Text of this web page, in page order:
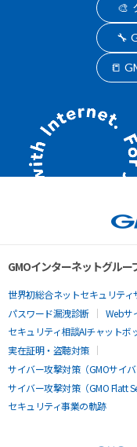
🎨
🔧
📒
GMOインターネットグル
世界初総合ネットセキュリティ
パスワード漏洩診断
Webサ
セキュリティ相談AIチャットボ
実在証明・盗聴対策
サイバー攻撃対策（GMOサイ
サイバー攻撃対策（GMO Flatt
セキュリティ事業の軌跡